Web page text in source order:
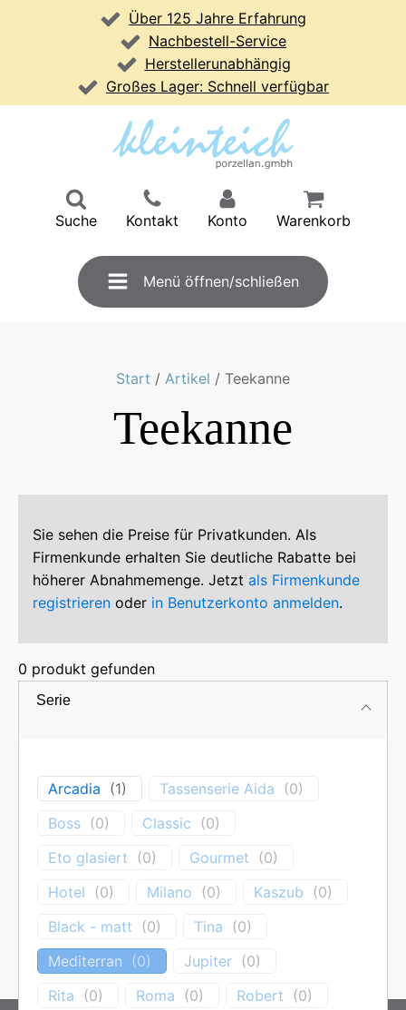
Über 125 Jahre Erfahrung
Nachbestell-Service
Herstellerunabhängig
Großes Lager: Schnell verfügbar
Suche Kontakt Konto Warenkorb
Menü öffnen/schließen
Start / Artikel / Teekanne
Teekanne
Sie sehen die Preise für Privatkunden. Als
Firmenkunde erhalten Sie deutliche Rabatte bei
höherer Abnahmemenge. Jetzt als Firmenkunde
registrieren oder in Benutzerkonto anmelden.
0 produkt gefunden
Serie
Arcadia (1) Tassenserie Aida (0)
Boss (0) Classic (0)
Eto glasiert
(0) Gourmet (0)
Hotel
(0) Milano (0) Kaszub (0)
Black - matt
(0) Tina (0)
Mediterran
(0) Jupiter (0)
Rita
(0) Roma (0) Robert (0)
Preis
Es wurden keine Produkte gefunden, die